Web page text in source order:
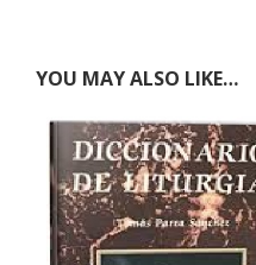
YOU MAY ALSO LIKE…